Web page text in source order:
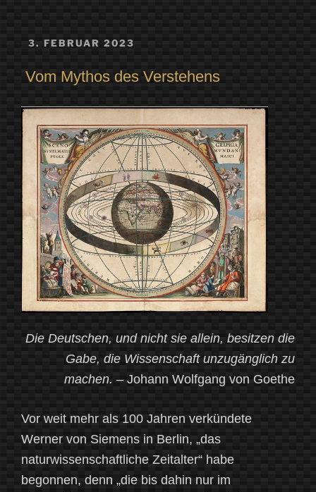
VERÖFFENTLICHT
3. FEBRUAR 2023
Vom Mythos des Verstehens
Die Deutschen, und nicht sie allein, besitzen die
Gabe, die Wissenschaft unzugänglich zu
machen. – Johann Wolfgang von Goethe
Vor weit mehr als 100 Jahren verkündete
Werner von Siemens in Berlin, „das
naturwissenschaftliche Zeitalter“ habe
begonnen, denn „die bis dahin nur im